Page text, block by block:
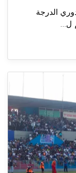
الدرجة
ل...